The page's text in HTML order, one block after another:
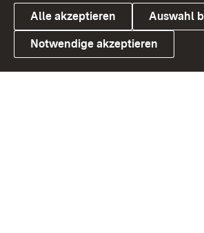
Link zum Landesportal
Alle akzeptieren Auswahl
Notwendige akzeptieren